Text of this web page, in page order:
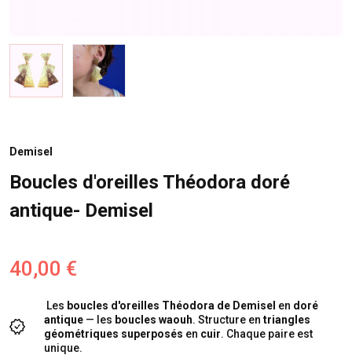
Demisel
Boucles d'oreilles Théodora doré
antique- Demisel
40,00 €
Les boucles d'oreilles Théodora de Demisel en doré
antique — les boucles waouh. Structure en triangles
géométriques superposés en cuir. Chaque paire est
unique.